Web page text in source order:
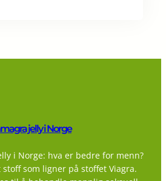
jelly i Norge
i Norge: hva er bedre for menn?
som ligner på stoffet Viagra.